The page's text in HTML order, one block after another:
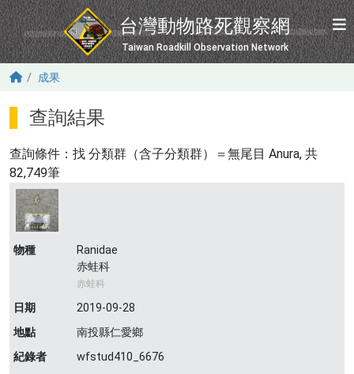
移至主內容
台灣動物路死觀察網
Taiwan Roadkill Observation Network
成果
查詢結果
查詢條件：找 分類群（含子分類群）＝無尾目 Anura, 共
82,749筆
物種
Ranidae
赤蛙科
赤蛙科
日期
2019-09-28
地點
南投縣仁愛鄉
紀錄者
wfstud410_6676